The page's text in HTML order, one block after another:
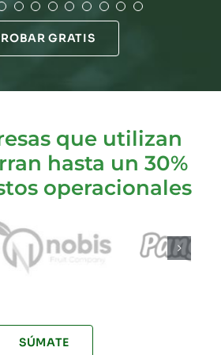
GRATIS
que utilizan
hasta un 30%
operacionales
SÚMATE